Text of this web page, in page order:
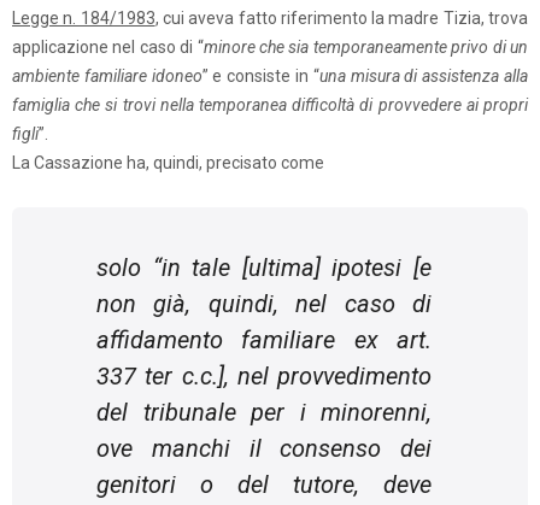
Legge n. 184/1983, cui aveva fatto riferimento la madre Tizia, trova
applicazione nel caso di “minore che sia temporaneamente privo di un
ambiente familiare idoneo” e consiste in “una misura di assistenza alla
famiglia che si trovi nella temporanea difficoltà di provvedere ai propri
figli”.
La Cassazione ha, quindi, precisato come
solo “in tale [ultima]ipotesi [e
non già, quindi, nel caso di
affidamento familiare ex art.
337 ter c.c.], nel provvedimento
del tribunale per i minorenni,
ove manchi il consenso dei
genitori o del tutore, deve